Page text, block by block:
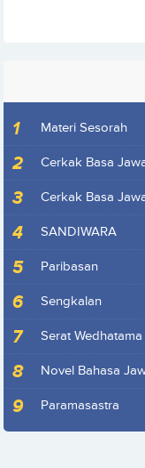
Materi Sesorah
Cerkak Basa
Cerkak Basa
SANDIWARA
Paribasan
Sengkalan
Serat
Novel Bahasa
Paramasastra